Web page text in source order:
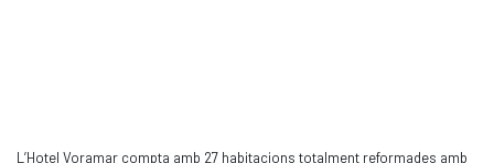
L’Hotel Voramar compta amb 27 habitacions totalment reformades amb